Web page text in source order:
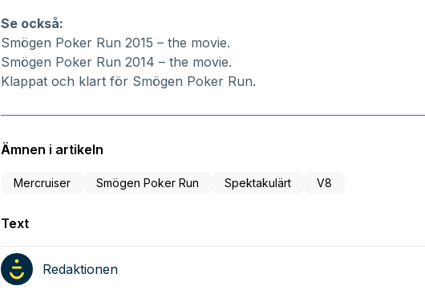
Se också:
Smögen Poker Run 2015 – the movie.
Smögen Poker Run 2014 – the movie.
Klappat och klart för Smögen Poker Run.
Ämnen i artikeln
Mercruiser Smögen Poker Run Spektakulärt V8
Text
Redaktionen